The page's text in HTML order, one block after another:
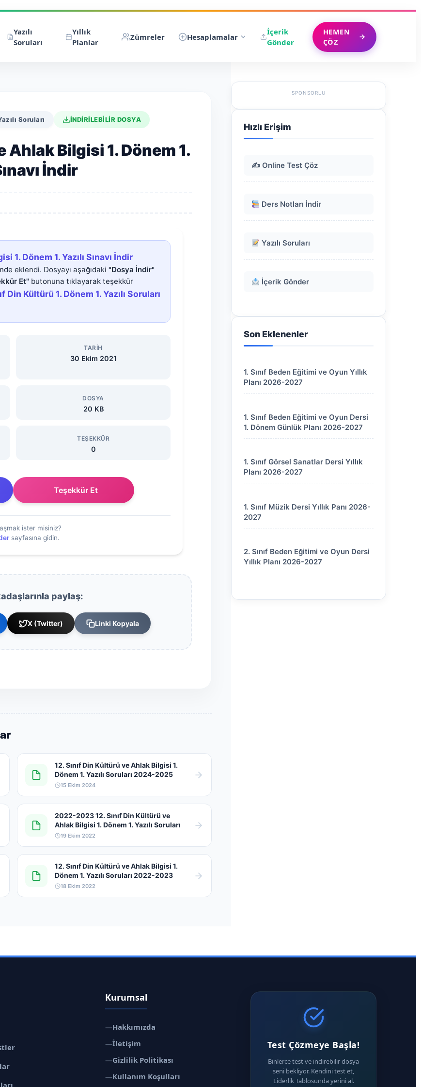
Yazılı
Soruları
Yıllık
Planlar
Zümreler Hesaplamalar
İçerik
Gönder
HEMEN
ÇÖZ
Soruları İNDİRİLEBİLİR DOSYA
Ahlak Bilgisi 1. Dönem 1.
İndir
1. Dönem 1. Yazılı Sınavı İndir
eklendi. Dosyayı aşağıdaki "Dosya İndir"
Et" butonuna tıklayarak teşekkür
Din Kültürü 1. Dönem 1. Yazılı Soruları
TARIH
30 Ekim 2021
DOSYA
20 KB
TEŞEKKÜR
0
Teşekkür Et
ister misiniz?
sayfasına gidin.
paylaş:
X (Twitter) Linki Kopyala
12. Sınıf Din Kültürü ve Ahlak Bilgisi 1.
Dönem 1. Yazılı Soruları 2024-2025
15 Ekim 2024
2022-2023 12. Sınıf Din Kültürü ve
Ahlak Bilgisi 1. Dönem 1. Yazılı Soruları
19 Ekim 2022
12. Sınıf Din Kültürü ve Ahlak Bilgisi 1.
Dönem 1. Yazılı Soruları 2022-2023
18 Ekim 2022
SPONSORLU
Hızlı Erişim
✍️ Online Test Çöz
Ders Notları İndir
Yazılı Soruları
İçerik Gönder
Son Eklenenler
1. Sınıf Beden Eğitimi ve Oyun Yıllık
Planı 2026-2027
1. Sınıf Beden Eğitimi ve Oyun Dersi
1. Dönem Günlük Planı 2026-2027
1. Sınıf Görsel Sanatlar Dersi Yıllık
Planı 2026-2027
1. Sınıf Müzik Dersi Yıllık Panı 2026-
2027
2. Sınıf Beden Eğitimi ve Oyun Dersi
Yıllık Planı 2026-2027
Kurumsal
—Hakkımızda
—İletişim
—Gizlilik Politikası
—Kullanım Koşulları
Test Çözmeye Başla!
Binlerce test ve indirebilir dosya
seni bekliyor. Kendini test et,
Liderlik Tablosunda yerini al.